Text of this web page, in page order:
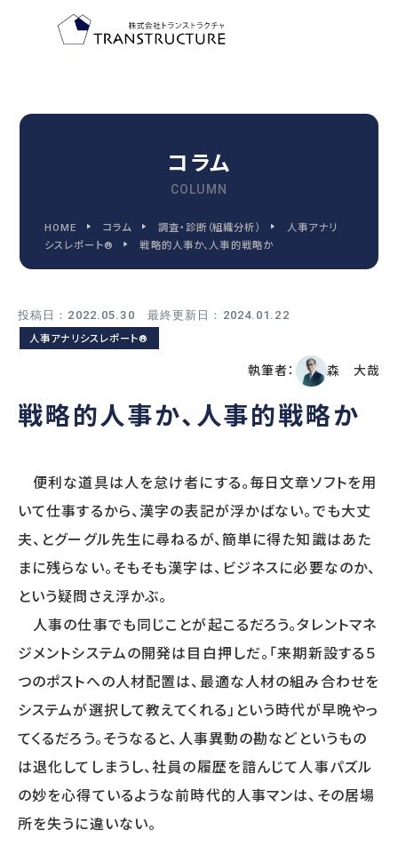
TOP-PAGE
FEATURE
トランストラクチャの特徴
2030
2030年代までに変わる
提供サービス
スマートアセスメント®
人材アセスメント
360度診断
人事制度移行
人材育成方針策定
教育体系構築
教育研修の企画・実施
雇用調整施策・
適正人員・人件
WORKS
コラム
COLUMN
HOME コラム 調査・診断（組織分析）
人事アナリ
シスレポート®
戦略的人事か、人事的戦略か
投稿日：2022.05.30 最終更新日：2024.01.22
人事アナリシスレポート®
執筆者： 森 大哉
戦略的人事か、人事的戦略か
便利な道具は人を怠け者にする。毎日文章ソフトを用
いて仕事するから、漢字の表記が浮かばない。でも大丈
夫、とグーグル先生に尋ねるが、簡単に得た知識はあた
まに残らない。そもそも漢字は、ビジネスに必要なのか、
という疑問さえ浮かぶ。
人事の仕事でも同じことが起こるだろう。タレントマネ
ジメントシステムの開発は目白押しだ。「来期新設する５
つのポストへの人材配置は、最適な人材の組み合わせを
システムが選択して教えてくれる」という時代が早晩やっ
てくるだろう。そうなると、人事異動の勘などというもの
は退化してしまうし、社員の履歴を諳んじて人事パズル
の妙を心得ているような前時代的人事マンは、その居場
所を失うに違いない。